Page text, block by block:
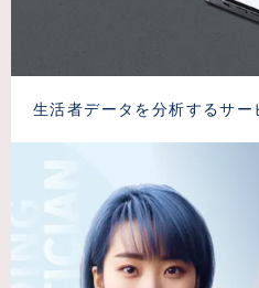
生活者データを分析するサ